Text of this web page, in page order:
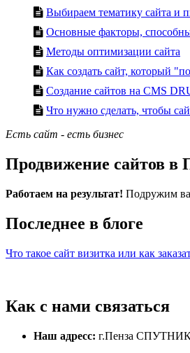
Выбираем тематику сайта и
Основные факторы,
Методы оптимизации сайта
Как создать сайт, который
Создание сайтов на CMS
Что нужно сделать, чтобы
Есть сайт - есть бизнес
Продвижение сайтов в
Работаем на результат! Подружим
Последнее в блоге
Что такое сайт визитка или как
Как с нами связаться
Наш адресс: г.Пенза СПУТНИК